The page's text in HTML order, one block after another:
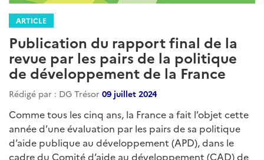
ARTICLE
Publication du rapport final de la
revue par les pairs de la politique
de développement de la France
Rédigé par : DG Trésor 09 juillet 2024
Comme tous les cinq ans, la France a fait l’objet cette
année d’une évaluation par les pairs de sa politique
d’aide publique au développement (APD), dans le
cadre du Comité d’aide au développement (CAD) de